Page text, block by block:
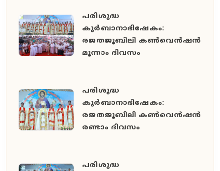
പരിശുദ്ധ
കുർബാനാഭിഷേകം:
രജതജൂബിലി കൺവെൻഷൻ
മൂന്നാം ദിവസം
പരിശുദ്ധ
കുർബാനാഭിഷേകം:
രജതജൂബിലി കൺവെൻഷൻ
രണ്ടാം ദിവസം
പരിശുദ്ധ